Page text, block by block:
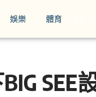
娛樂 體育
SEE